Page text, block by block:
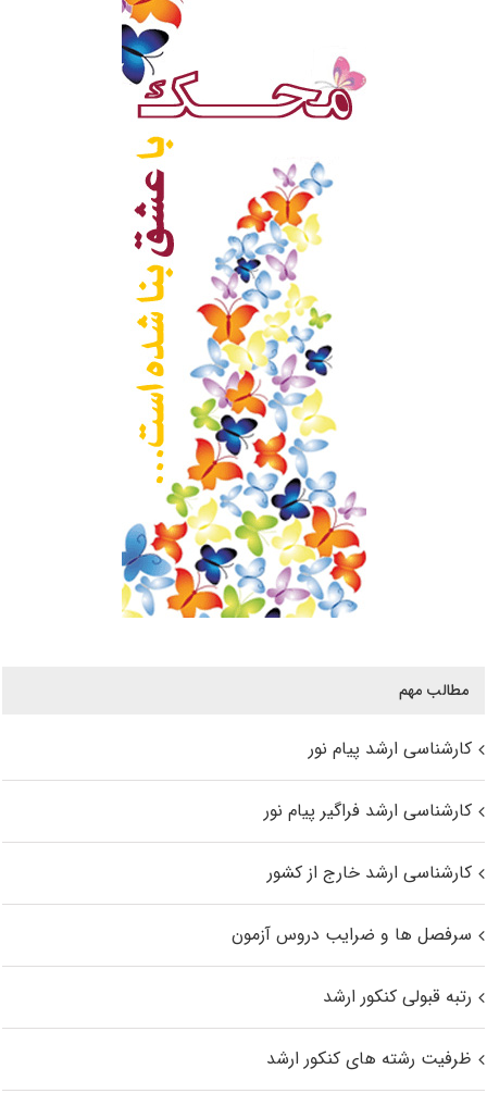
مطالب مهم
کارشناسی ارشد پیام نور
کارشناسی ارشد فراگیر پیام نور
کارشناسی ارشد خارج از کشور
سرفصل ها و ضرایب دروس آزمون
رتبه قبولی کنکور ارشد
ظرفیت رشته های کنکور ارشد